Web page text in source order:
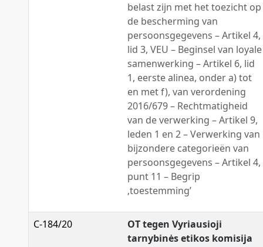
belast zijn met het toezicht op
de bescherming van
persoonsgegevens – Artikel 4,
lid 3, VEU – Beginsel van loyale
samenwerking – Artikel 6, lid
1, eerste alinea, onder a) tot
en met f), van verordening
2016/679 – Rechtmatigheid
van de verwerking – Artikel 9,
leden 1 en 2 – Verwerking van
bijzondere categorieën van
persoonsgegevens – Artikel 4,
punt 11 – Begrip
‚toestemming’
C-184/20
OT tegen Vyriausioji
tarnybinės etikos komisija